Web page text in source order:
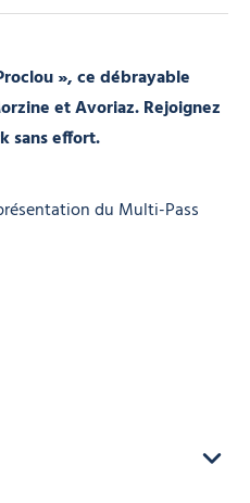
», ce débrayable
et Avoriaz. Rejoignez
sans effort.
du Multi-Pass